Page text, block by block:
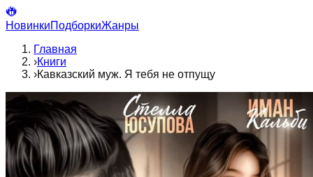
НовинкиПодборкиЖанры
Главная
›Книги
›Кавказский муж. Я тебя не отпущу